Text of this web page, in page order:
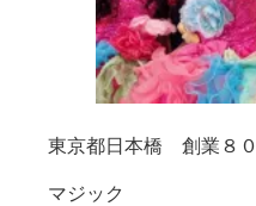
東京都日本橋 創業８
マジック